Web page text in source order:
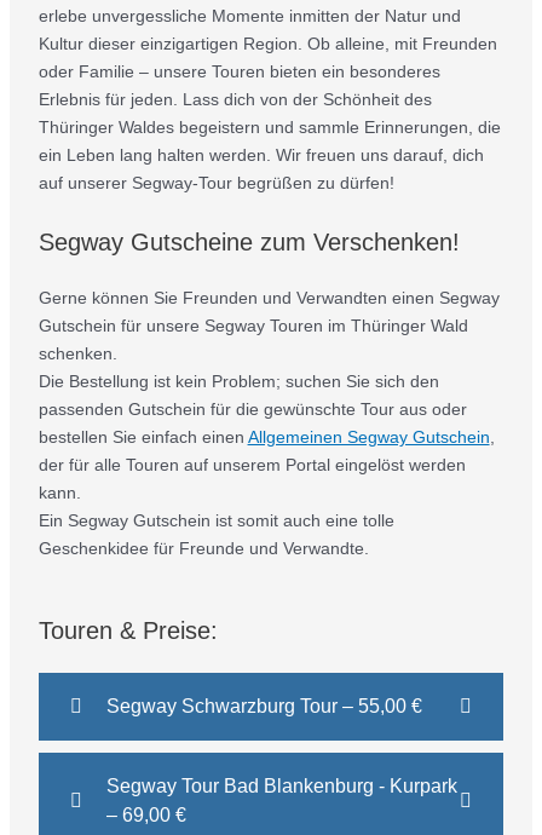
erlebe unvergessliche Momente inmitten der Natur und
Kultur dieser einzigartigen Region. Ob alleine, mit Freunden
oder Familie – unsere Touren bieten ein besonderes
Erlebnis für jeden. Lass dich von der Schönheit des
Thüringer Waldes begeistern und sammle Erinnerungen, die
ein Leben lang halten werden. Wir freuen uns darauf, dich
auf unserer Segway-Tour begrüßen zu dürfen!
Segway Gutscheine zum Verschenken!
Gerne können Sie Freunden und Verwandten einen Segway
Gutschein für unsere Segway Touren im Thüringer Wald
schenken.
Die Bestellung ist kein Problem; suchen Sie sich den
passenden Gutschein für die gewünschte Tour aus oder
bestellen Sie einfach einen Allgemeinen Segway Gutschein
der für alle Touren auf unserem Portal eingelöst werden
kann.
Ein Segway Gutschein ist somit auch eine tolle
Geschenkidee für Freunde und Verwandte.
Touren & Preise:
Segway Schwarzburg Tour – 55,00 €
Segway Tour Bad Blankenburg - Kurpark
– 69,00 €